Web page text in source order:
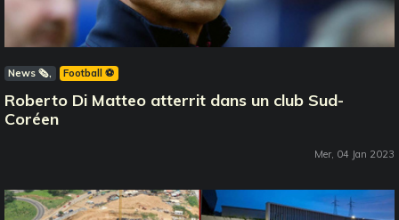
News 🗞️ Football ⚽️
Roberto Di Matteo atterrit dans un club Sud-
Coréen
Mer, 04 Jan 2023